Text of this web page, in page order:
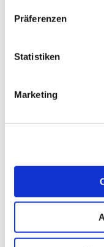
Präferenzen
Statistiken
Marketing
Auto
Auto
Auto
Auto
MPV
MPV
Auto
Auto
Auto
MPV